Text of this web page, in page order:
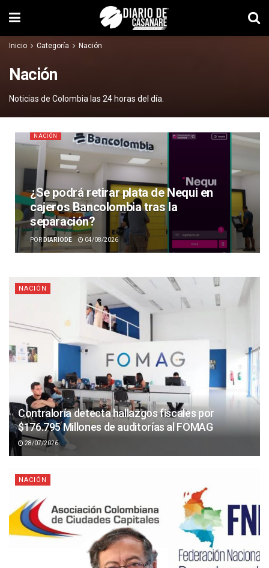
Inicio Categoría Nación
Nación
Noticias de Colombia las 24 horas del día.
NACIÓN
¿Se podrá retirar plata de Nequi en
cajeros Bancolombia tras la
separación?
POR DIARIODE 04/08/2026
NACIÓN
Contraloría detecta hallazgos fiscales por
$176.795 Millones de auditorías al FOMAG
28/07/2026
NACIÓN